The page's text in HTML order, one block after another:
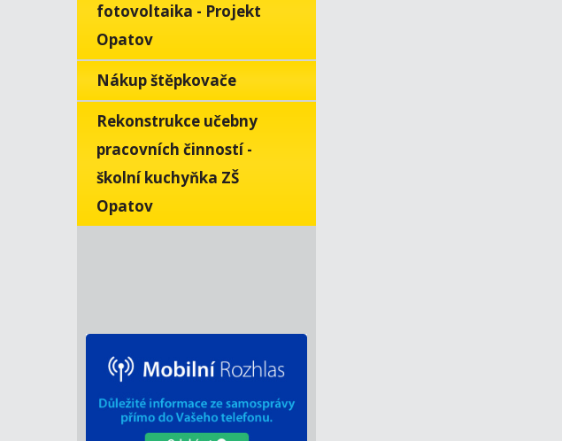
fotovoltaika - Projekt
Opatov
Nákup štěpkovače
Rekonstrukce učebny
pracovních činností -
školní kuchyňka ZŠ
Opatov